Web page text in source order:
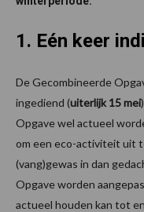
1. Eén keer
De Gecombineerde
ingediend (uiterlijk 15 mei
Opgave wel actueel
om een eco-activiteit uit
(vang)gewas in dan
Opgave worden
actueel houden kan tot